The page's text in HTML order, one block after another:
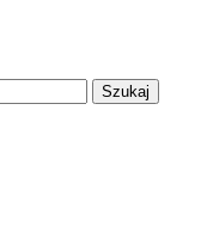
Szukaj